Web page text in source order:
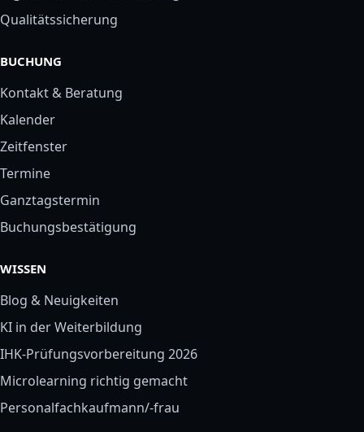
Qualitätssicherung
BUCHUNG
Kontakt & Beratung
Kalender
Zeitfenster
Termine
Ganztagstermin
Buchungsbestätigung
WISSEN
Blog & Neuigkeiten
KI in der Weiterbildung
IHK-Prüfungsvorbereitung 2026
Microlearning richtig gemacht
Personalfachkaufmann/-frau